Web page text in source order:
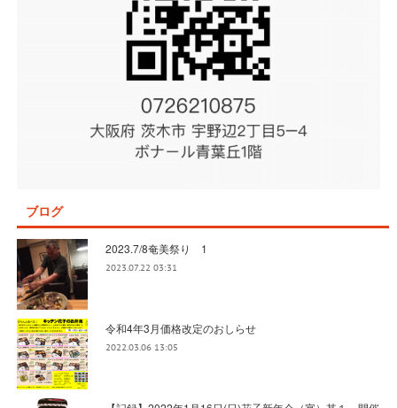
ブログ
2023.7/8奄美祭り 1
2023.07.22 03:31
令和4年3月価格改定のおしらせ
2022.03.06 13:05